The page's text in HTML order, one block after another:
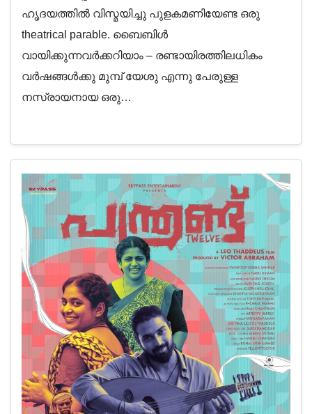
ഹൃദയത്തിൽ വിസ്മയിച്ചു പുളകമണിയേണ്ട ഒരു
theatrical parable. ബൈബിൾ
വായിക്കുന്നവർക്കറിയാം – രണ്ടായിരത്തിലധികം
വർഷങ്ങൾക്കു മുമ്പ് യേശു എന്നു പേരുള്ള
നസ്രായനായ ഒരു…